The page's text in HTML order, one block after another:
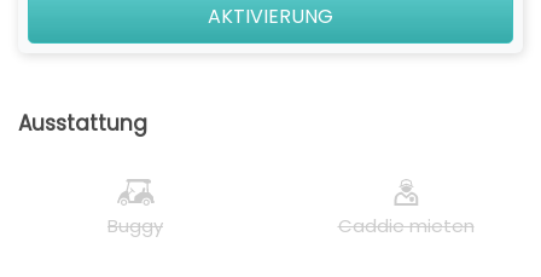
AKTIVIERUNG
Ausstattung
Buggy Caddie mieten